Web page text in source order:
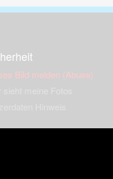
Bild melden (Abuse)